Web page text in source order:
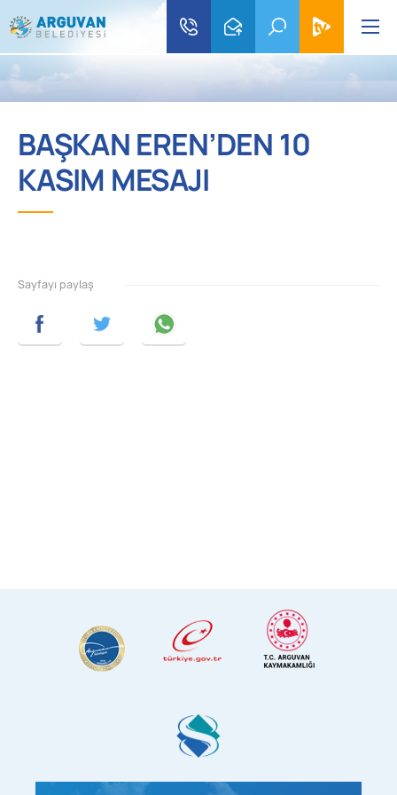
BAŞKAN EREN’DEN 10
KASIM MESAJI
Sayfayı paylaş